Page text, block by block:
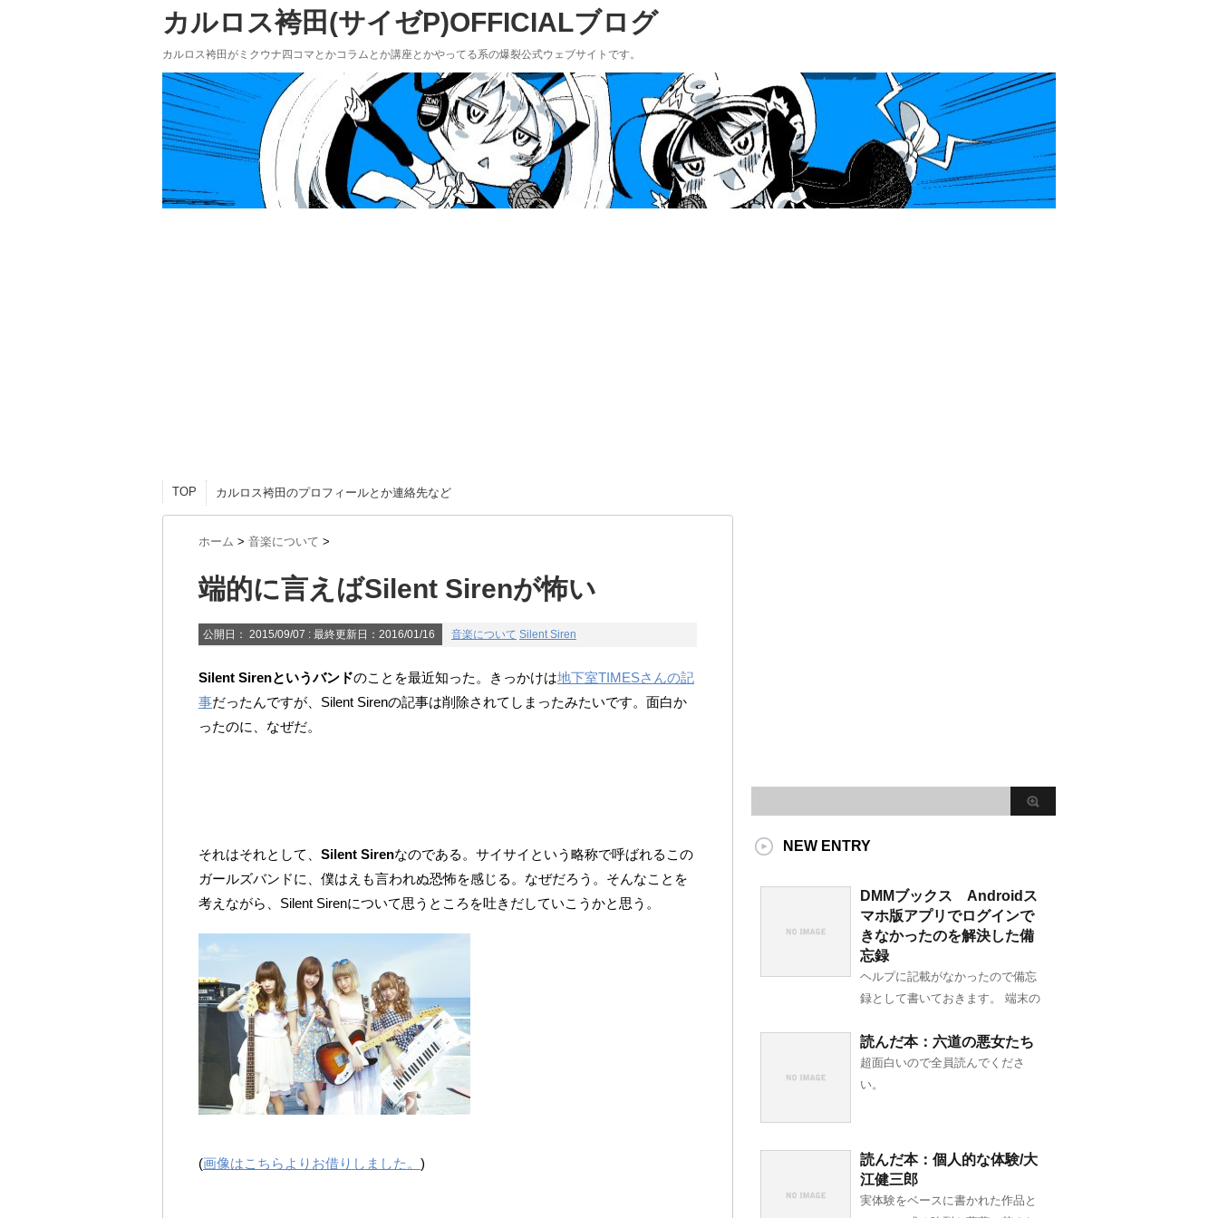
カルロス袴田(サイゼP)OFFICIALブログ
カルロス袴田がミクウナ四コマとかコラムとか講座とかやってる系の爆裂公式ウェブサイトです。
TOP カルロス袴田のプロフィールとか連絡先など
ホーム > 音楽について >
端的に言えばSilent Sirenが怖い
公開日： 2015/09/07 : 最終更新日：2016/01/16 音楽について Silent Siren
Silent Sirenというバンドのことを最近知った。きっかけは地下室TIMESさんの記
事だったんですが、Silent Sirenの記事は削除されてしまったみたいです。面白か
ったのに、なぜだ。
それはそれとして、 Silent Sirenなのである。サイサイという略称で呼ばれるこの
ガールズバンドに、僕はえも言われぬ恐怖を感じる。なぜだろう。そんなことを
考えながら、Silent Sirenについて思うところを吐きだしていこうかと思う。
(画像はこちらよりお借りしました。 )
NEW ENTRY
DMMブックス Androidス
マホ版アプリでログインで
きなかったのを解決した備
忘録
ヘルプに記載がなかったので備忘
録として書いておきます。 端末の
読んだ本：六道の悪女たち
超面白いので全員読んでくださ
い。
読んだ本：個人的な体験/大
江健三郎
実体験をベースに書かれた作品と